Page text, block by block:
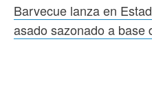
Barvecue lanza en
asado sazonado a base